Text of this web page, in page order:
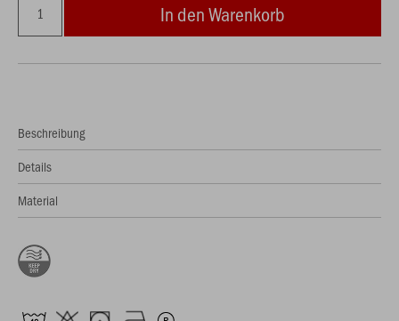
In den Warenkorb
Beschreibung
Details
Material